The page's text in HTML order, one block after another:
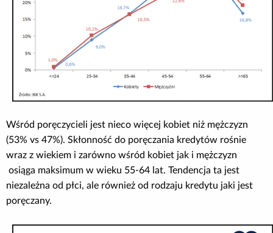
Wśród poręczycieli jest nieco więcej kobiet niż mężczyzn
(53% vs 47%). Skłonność do poręczania kredytów rośnie
wraz z wiekiem i zarówno wśród kobiet jak i mężczyzn
osiąga maksimum w wieku 55-64 lat. Tendencja ta jest
niezależna od płci, ale również od rodzaju kredytu jaki jest
poręczany.